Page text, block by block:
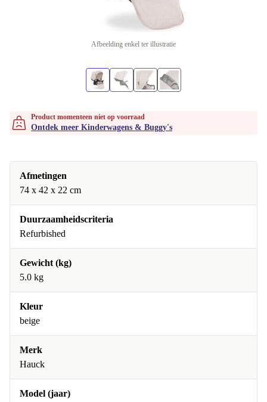
Afbeelding enkel ter illustratie
Product momenteen niet op voorraad
Ontdek meer Kinderwagens & Buggy's
Afmetingen
74 x 42 x 22 cm
Duurzaamheidscriteria
Refurbished
Gewicht (kg)
5.0 kg
Kleur
beige
Merk
Hauck
Model (jaar)